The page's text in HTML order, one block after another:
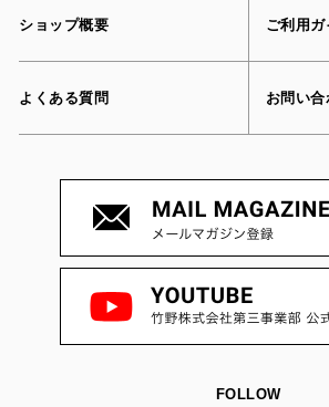
ショップ概要 ご利用ガ
よくある質問 お問い合
FOLLOW